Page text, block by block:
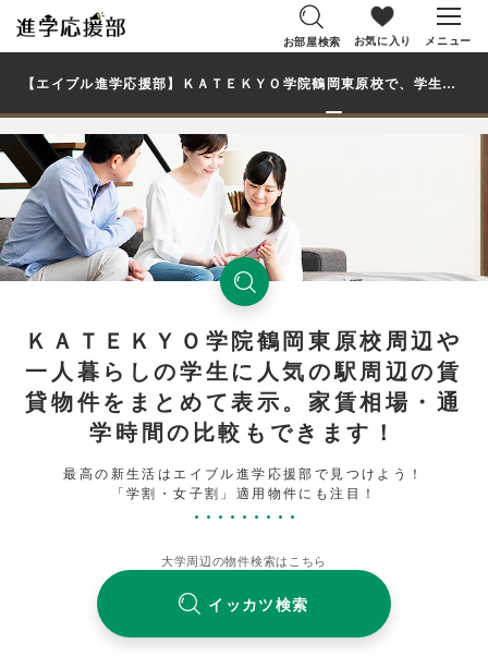
お部屋検索 お気に入り メニュー
【エイブル進学応援部】ＫＡＴＥＫＹＯ学院鶴岡東原校で、学生・大学生の一人暮らし向け賃貸マンション・アパートのお部屋を探す
ＫＡＴＥＫＹＯ学院鶴岡東原校周辺や
一人暮らしの学生に人気の駅周辺の賃
貸物件をまとめて表示。家賃相場・通
学時間の比較もできます！
最高の新生活はエイブル進学応援部で見つけよう！
「学割・女子割」適用物件にも注目！
大学周辺の物件検索はこちら
イッカツ検索